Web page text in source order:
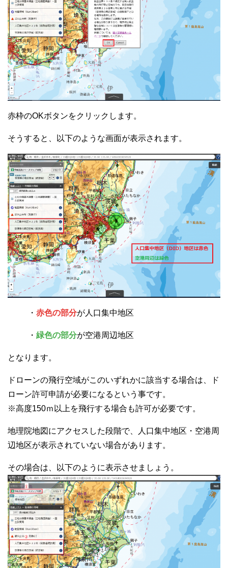
赤枠のOKボタンをクリックします。
そうすると、以下のような画面が表示されます。
・ 赤色の部分が人口集中地区
・ 緑色の部分が空港周辺地区
となります。
ドローンの飛行空域がこのいずれかに該当する場合は、ド
ローン許可申請が必要になるという事です。
※高度150ｍ以上を飛行する場合も許可が必要です。
地理院地図にアクセスした段階で、人口集中地区・空港周
辺地区が表示されていない場合があります。
その場合は、以下のように表示させましょう。